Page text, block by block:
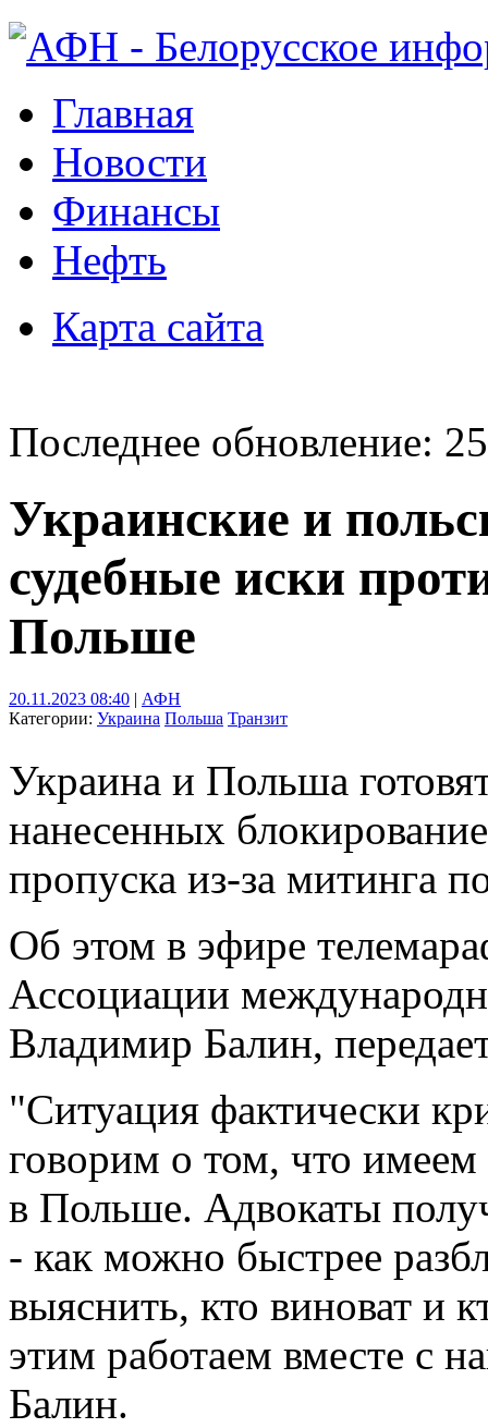
Главная
Новости
Финансы
Нефть
Карта сайта
Последнее обновление:
Украинские и
судебные иски
Польше
20.11.2023 08:40 | АФН
Категории: Украина Польша Транзит
Украина и Польша
нанесенных
пропуска из-за митинга
Об этом в эфире
Ассоциации
Владимир Балин,
"Ситуация фактически
говорим о том, что
в Польше. Адвокаты
- как можно быстрее
выяснить, кто виноват и
этим работаем вместе с
Балин.